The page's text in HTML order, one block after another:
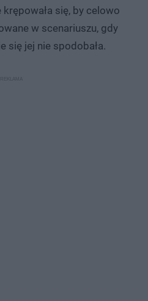
się, by celowo
w scenariuszu, gdy
się jej nie spodobała.